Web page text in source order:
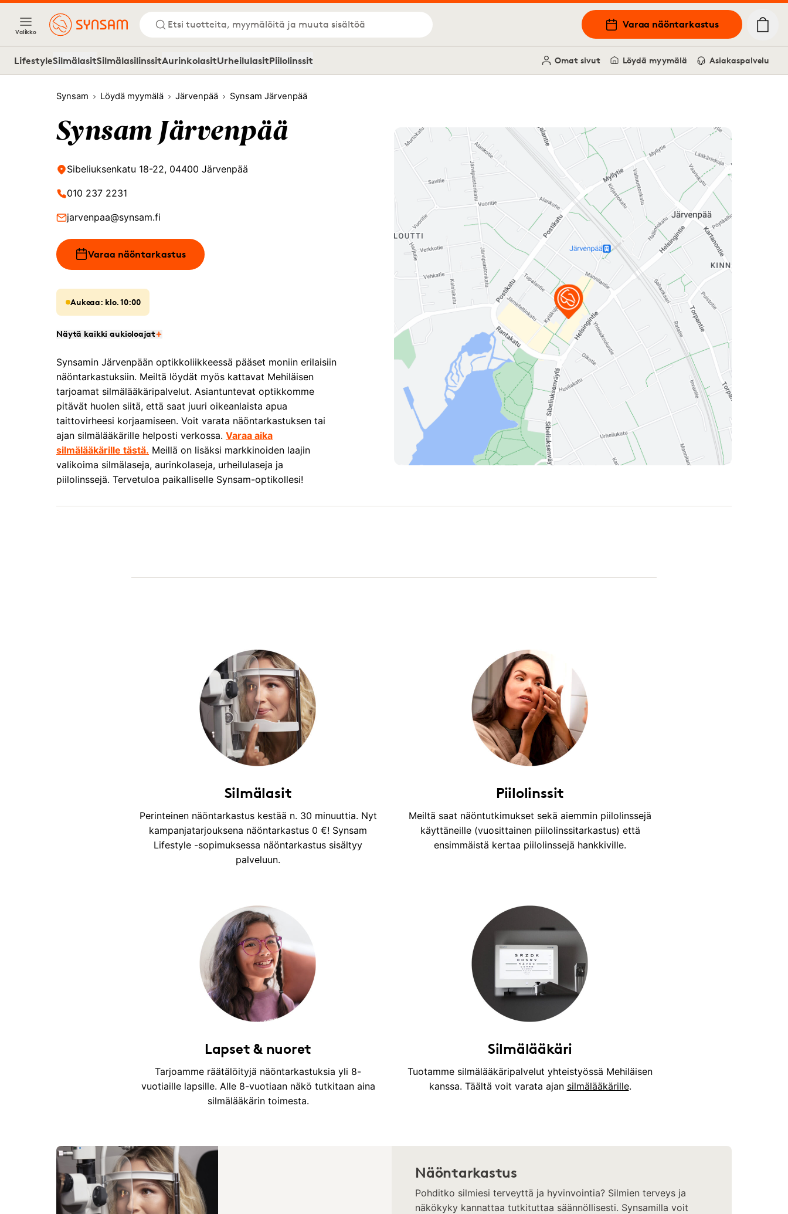
Valikko
Etsi tuotteita, myymälöitä ja muuta sisältöä Varaa näöntarkastus
LifestyleSilmälasitSilmälasilinssitAurinkolasitUrheilulasitPiilolinssit Omat sivut Löydä myymälä Asiakaspalvelu
Synsam Löydä myymälä Järvenpää Synsam Järvenpää
Synsam Järvenpää
Sibeliuksenkatu 18-22, 04400 Järvenpää
010 237 2231
jarvenpaa@synsam.fi
Varaa näöntarkastus
Aukeaa: klo. 10:00
Näytä kaikki aukioloajat
Synsamin Järvenpään optikkoliikkeessä pääset moniin erilaisiin
näöntarkastuksiin. Meiltä löydät myös kattavat Mehiläisen
tarjoamat silmälääkäripalvelut. Asiantuntevat optikkomme
pitävät huolen siitä, että saat juuri oikeanlaista apua
taittovirheesi korjaamiseen. Voit varata näöntarkastuksen tai
ajan silmälääkärille helposti verkossa. Varaa aika
silmälääkärille tästä. Meillä on lisäksi markkinoiden laajin
valikoima silmälaseja, aurinkolaseja, urheilulaseja ja
piilolinssejä. Tervetuloa paikalliselle Synsam-optikollesi!
Silmälasit
Perinteinen näöntarkastus kestää n. 30 minuuttia. Nyt
kampanjatarjouksena näöntarkastus 0 €! Synsam
Lifestyle -sopimuksessa näöntarkastus sisältyy
palveluun.
Piilolinssit
Meiltä saat näöntutkimukset sekä aiemmin piilolinssejä
käyttäneille (vuosittainen piilolinssitarkastus) että
ensimmäistä kertaa piilolinssejä hankkiville.
Lapset & nuoret
Tarjoamme räätälöityjä näöntarkastuksia yli 8-
vuotiaille lapsille. Alle 8-vuotiaan näkö tutkitaan aina
silmälääkärin toimesta.
Silmälääkäri
Tuotamme silmälääkäripalvelut yhteistyössä Mehiläisen
kanssa. Täältä voit varata ajan silmälääkärille.
Näöntarkastus
Pohditko silmiesi terveyttä ja hyvinvointia? Silmien terveys ja
näkökyky kannattaa tutkituttaa säännöllisesti. Synsamilla voit